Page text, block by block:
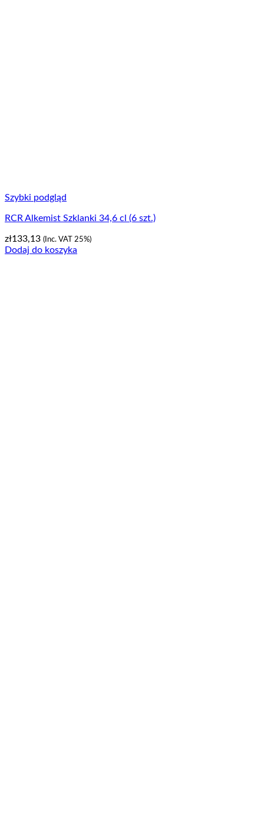
Szybki podgląd
RCR Alkemist Szklanki 34,6 cl (6 szt.)
zł133,13 (Inc. VAT 25%)
Dodaj do koszyka